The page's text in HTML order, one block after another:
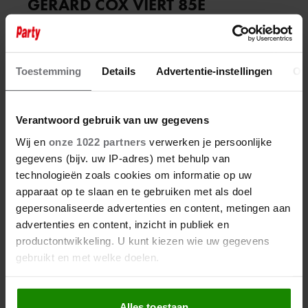
Toestemming Details Advertentie-instellingen
Verantwoord gebruik van uw gegevens
Wij en onze 1022 partners verwerken je persoonlijke
gegevens (bijv. uw IP-adres) met behulp van
technologieën zoals cookies om informatie op uw
apparaat op te slaan en te gebruiken met als doel
gepersonaliseerde advertenties en content, metingen aan
advertenties en content, inzicht in publiek en
productontwikkeling. U kunt kiezen wie uw gegevens
gebruikt en met welke doelen.
Als u het toestaat, willen we ook graag:
GERARD COX VIERT 85E
VERJAARDAG MET MUZIKAAL
EERBETOON
28 oktober 2024